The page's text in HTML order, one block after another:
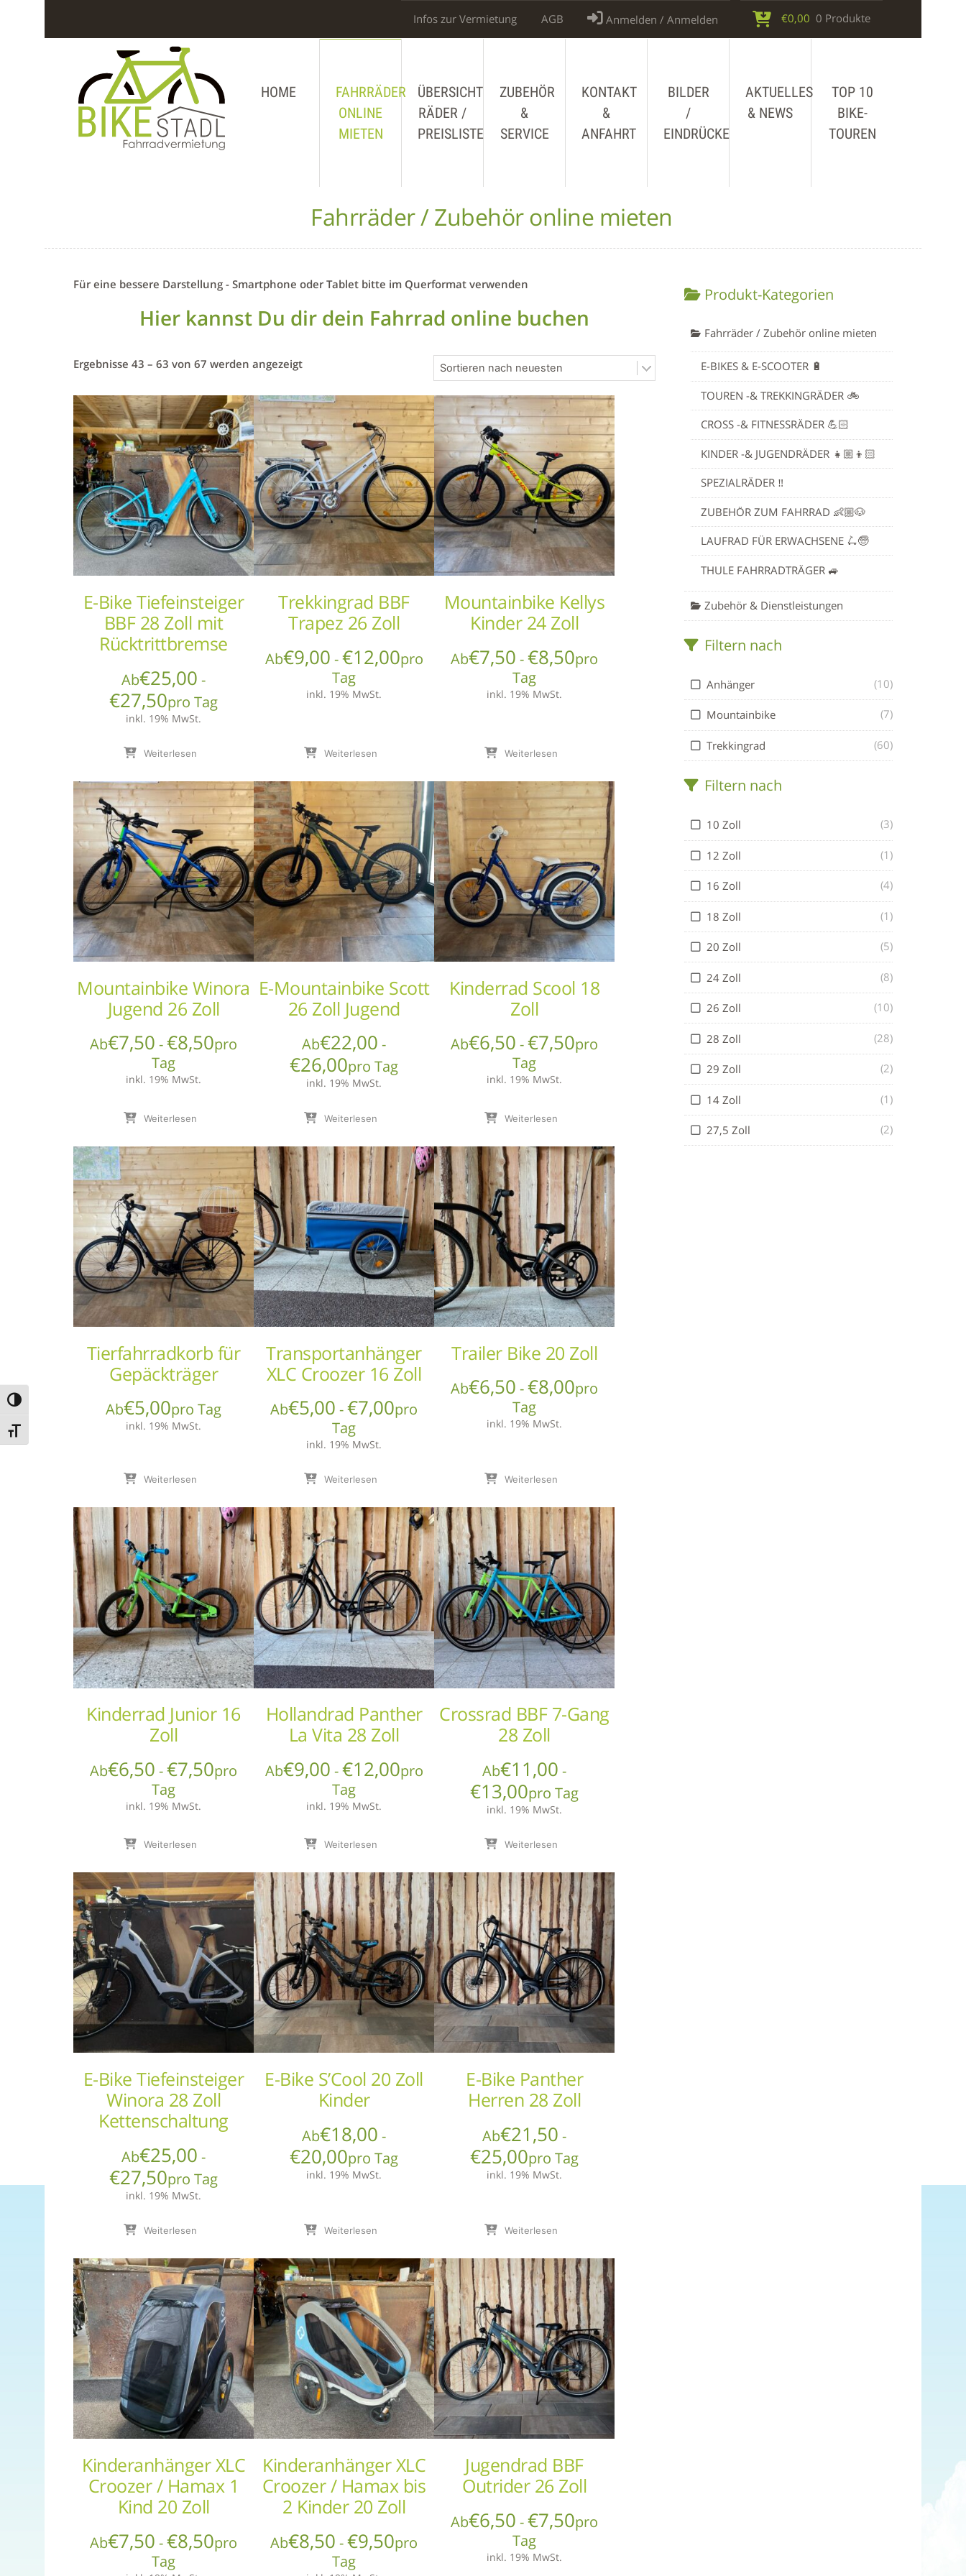
Umschalten auf hohe Kontraste
Schrift vergrößern
Infos zur Vermietung AGB Anmelden / Anmelden €0,00 0 Produkte
HOME
FAHRRÄDER
ONLINE
MIETEN
ÜBERSICHT
RÄDER /
PREISLISTE
ZUBEHÖR
&
SERVICE
KONTAKT
&
ANFAHRT
BILDER
/
EINDRÜCKE
AKTUELLES
& NEWS
TOP 10
BIKE-
TOUREN
Fahrräder / Zubehör online mieten
Für eine bessere Darstellung - Smartphone oder Tablet bitte im Querformat verwenden
Hier kannst Du dir dein Fahrrad online buchen
Ergebnisse 43 – 63 von 67 werden angezeigt
E-Bike Tiefeinsteiger
BBF 28 Zoll mit
Rücktrittbremse
Ab€25,00 -
€27,50pro Tag
inkl. 19% MwSt.
Weiterlesen
Trekkingrad BBF
Trapez 26 Zoll
Ab€9,00 -€12,00pro
Tag
inkl. 19% MwSt.
Weiterlesen
Mountainbike Kellys
Kinder 24 Zoll
Ab€7,50 -€8,50pro
Tag
inkl. 19% MwSt.
Weiterlesen
Mountainbike Winora
Jugend 26 Zoll
Ab€7,50 -€8,50pro
Tag
inkl. 19% MwSt.
Weiterlesen
E-Mountainbike Scott
26 Zoll Jugend
Ab€22,00 -
€26,00pro Tag
inkl. 19% MwSt.
Weiterlesen
Kinderrad Scool 18
Zoll
Ab€6,50 -€7,50pro
Tag
inkl. 19% MwSt.
Weiterlesen
Tierfahrradkorb für
Gepäckträger
Ab€5,00pro Tag
inkl. 19% MwSt.
Weiterlesen
Transportanhänger
XLC Croozer 16 Zoll
Ab€5,00 -€7,00pro
Tag
inkl. 19% MwSt.
Weiterlesen
Trailer Bike 20 Zoll
Ab€6,50 -€8,00pro
Tag
inkl. 19% MwSt.
Weiterlesen
Kinderrad Junior 16
Zoll
Ab€6,50 -€7,50pro
Tag
inkl. 19% MwSt.
Weiterlesen
Hollandrad Panther
La Vita 28 Zoll
Ab€9,00 -€12,00pro
Tag
inkl. 19% MwSt.
Weiterlesen
Crossrad BBF 7-Gang
28 Zoll
Ab€11,00 -
€13,00pro Tag
inkl. 19% MwSt.
Weiterlesen
E-Bike Tiefeinsteiger
Winora 28 Zoll
Kettenschaltung
Ab€25,00 -
€27,50pro Tag
inkl. 19% MwSt.
Weiterlesen
E-Bike S’Cool 20 Zoll
Kinder
Ab€18,00 -
€20,00pro Tag
inkl. 19% MwSt.
Weiterlesen
E-Bike Panther
Herren 28 Zoll
Ab€21,50 -
€25,00pro Tag
inkl. 19% MwSt.
Weiterlesen
Kinderanhänger XLC
Croozer / Hamax 1
Kind 20 Zoll
Ab€7,50 -€8,50pro
Tag
Kinderanhänger XLC
Croozer / Hamax bis
2 Kinder 20 Zoll
Ab€8,50 -€9,50pro
Tag
Jugendrad BBF
Outrider 26 Zoll
Ab€6,50 -€7,50pro
Tag
inkl. 19% MwSt.
Produkt-Kategorien
Fahrräder / Zubehör online mieten
E-BIKES & E-SCOOTER 🔋
TOUREN -& TREKKINGRÄDER 🚲
CROSS -& FITNESSRÄDER 💪🏻
KINDER -& JUGENDRÄDER 👧🏼👦🏻
SPEZIALRÄDER ‼️
ZUBEHÖR ZUM FAHRRAD 👶🏼🐶
LAUFRAD FÜR ERWACHSENE 🛴🧓
THULE FAHRRADTRÄGER 🚙
Zubehör & Dienstleistungen
Filtern nach
Anhänger (10)
Mountainbike (7)
Trekkingrad (60)
Filtern nach
10 Zoll (3)
12 Zoll (1)
16 Zoll (4)
18 Zoll (1)
20 Zoll (5)
24 Zoll (8)
26 Zoll (10)
28 Zoll (28)
29 Zoll (2)
14 Zoll (1)
27,5 Zoll (2)